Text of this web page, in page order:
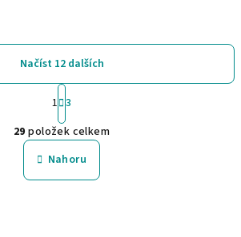
O
v
l
á
Načíst 12 dalších
S
t
r
á
n
k
o
1 3
29 položek celkem
Nahoru